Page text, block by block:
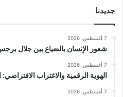
جديدنا
7 أغسطس، 2026
شعور الإنسان بالضياع بين جلال
7 أغسطس، 2026
الهوية الرقمية والاغتراب
7 أغسطس، 2026